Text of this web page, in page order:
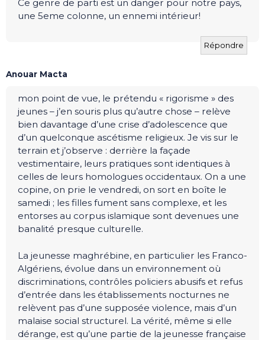
Ce genre de parti est un danger pour notre pays,
une 5eme colonne, un ennemi intérieur!
Répondre
Anouar Macta
mon point de vue, le prétendu « rigorisme » des
jeunes – j’en souris plus qu’autre chose – relève
bien davantage d’une crise d’adolescence que
d’un quelconque ascétisme religieux. Je vis sur le
terrain et j’observe : derrière la façade
vestimentaire, leurs pratiques sont identiques à
celles de leurs homologues occidentaux. On a une
copine, on prie le vendredi, on sort en boîte le
samedi ; les filles fument sans complexe, et les
entorses au corpus islamique sont devenues une
banalité presque culturelle.
La jeunesse maghrébine, en particulier les Franco-
Algériens, évolue dans un environnement où
discriminations, contrôles policiers abusifs et refus
d’entrée dans les établissements nocturnes ne
relèvent pas d’une supposée violence, mais d’un
malaise social structurel. La vérité, même si elle
dérange, est qu’une partie de la jeunesse française